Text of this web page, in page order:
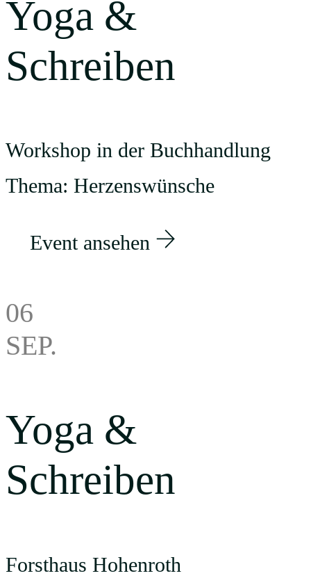
Yoga &
Schreiben
Workshop in der Buchhandlung
Thema: Herzenswünsche
Event ansehen
06
SEP.
Yoga &
Schreiben
Forsthaus Hohenroth